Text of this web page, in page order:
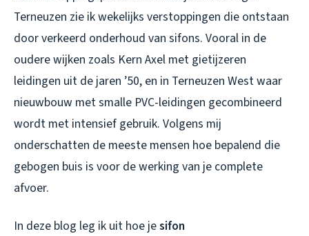
Terneuzen zie ik wekelijks verstoppingen die ontstaan
door verkeerd onderhoud van sifons. Vooral in de
oudere wijken zoals Kern Axel met gietijzeren
leidingen uit de jaren ’50, en in Terneuzen West waar
nieuwbouw met smalle PVC-leidingen gecombineerd
wordt met intensief gebruik. Volgens mij
onderschatten de meeste mensen hoe bepalend die
gebogen buis is voor de werking van je complete
afvoer.
In deze blog leg ik uit hoe jesifon